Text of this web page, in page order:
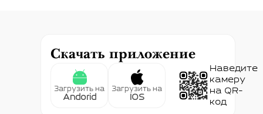
Скачать приложение
Загрузить на
Andorid
Загрузить на
IOS
Наведите
камеру
на QR-
код